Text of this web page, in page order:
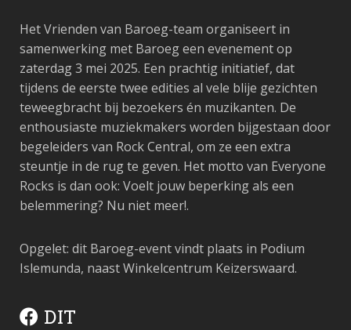
Het Vrienden van Baroeg-team organiseert in
samenwerking met Baroeg een evenement op
zaterdag 3 mei 2025. Een prachtig initiatief, dat
tijdens de eerste twee edities al vele blije gezichten
teweegbracht bij bezoekers én muzikanten. De
enthousiaste muziekmakers worden bijgestaan door
begeleiders van Rock Central, om ze een extra
steuntje in de rug te geven. Het motto van Everyone
Rocks is dan ook: Voelt jouw beperking als een
belemmering? Nu niet meer!.
Opgelet: dit Baroeg-event vindt plaats in Podium
Islemunda, naast Winkelcentrum Keizerswaard.
DIT